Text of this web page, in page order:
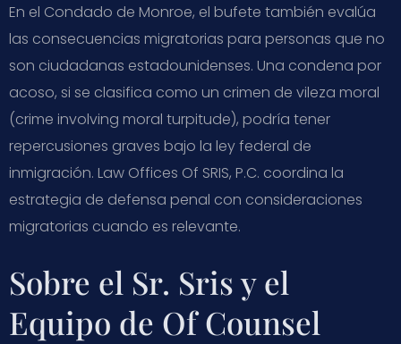
En el Condado de Monroe, el bufete también evalúa
las consecuencias migratorias para personas que no
son ciudadanas estadounidenses. Una condena por
acoso, si se clasifica como un crimen de vileza moral
(crime involving moral turpitude), podría tener
repercusiones graves bajo la ley federal de
inmigración. Law Offices Of SRIS, P.C. coordina la
estrategia de defensa penal con consideraciones
migratorias cuando es relevante.
Sobre el Sr. Sris y el
Equipo de Of Counsel